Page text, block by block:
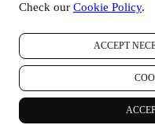
Check our Cookie Policy.
ACCEPT
informations pour gérer
contenu des offres
vous avez choisi de
marketing, pour vous
pertinents dont nous
vous intéresser. Il n’y
cookies est soumis à
pas recevoir ces